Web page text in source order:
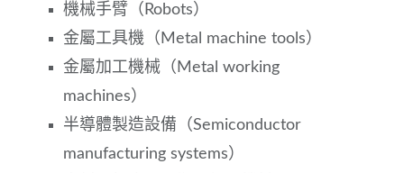
機械手臂（Robots）
金屬工具機（Metal machine tools）
金屬加工機械（Metal working
machines）
半導體製造設備（Semiconductor
manufacturing systems）